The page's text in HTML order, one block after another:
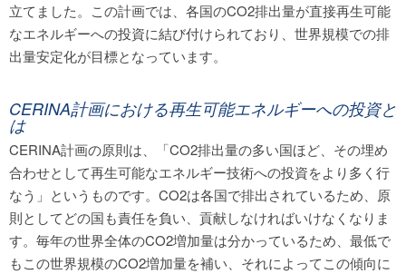
立てました。この計画では、各国のCO2排出量が直接再生可能
なエネルギーへの投資に結び付けられており、世界規模での排
出量安定化が目標となっています。
CERINA計画における再生可能エネルギーへの投資と
は
CERINA計画の原則は、「CO2排出量の多い国ほど、その埋め
合わせとして再生可能なエネルギー技術への投資をより多く行
なう」というものです。CO2は各国で排出されているため、原
則としてどの国も責任を負い、貢献しなければいけなくなりま
す。毎年の世界全体のCO2増加量は分かっているため、最低で
もこの世界規模のCO2増加量を補い、それによってこの傾向に